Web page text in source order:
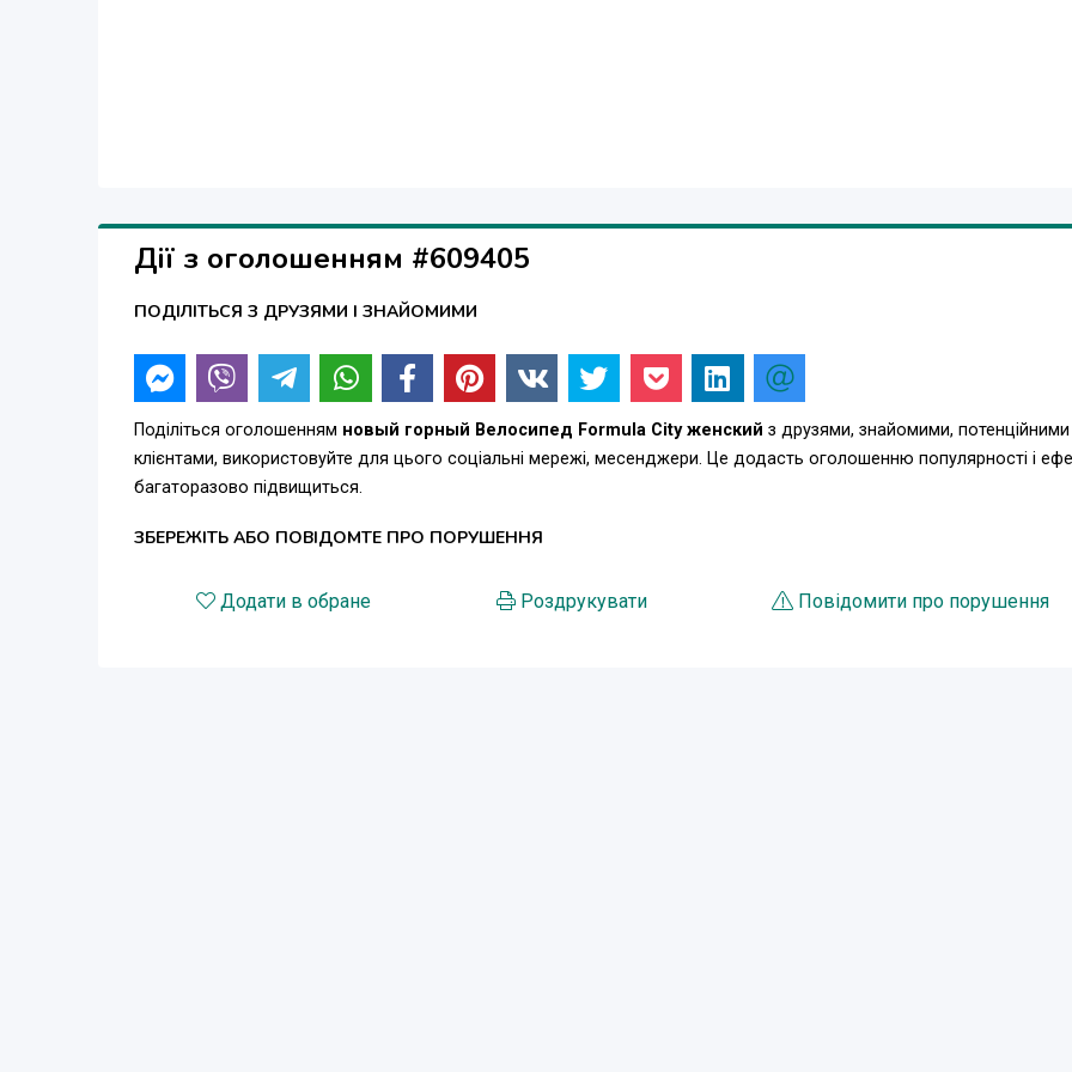
Дії з оголошенням #609405
ПОДІЛІТЬСЯ З ДРУЗЯМИ І ЗНАЙОМИМИ
Поділіться оголошенням новый горный Велосипед Formula City женский з друзями, знайомими, потенційними
клієнтами, використовуйте для цього соціальні мережі, месенджери. Це додасть оголошенню популярності і
багаторазово підвищиться.
ЗБЕРЕЖІТЬ АБО ПОВІДОМТЕ ПРО ПОРУШЕННЯ
Додати в обране Роздрукувати Повідомити про порушення